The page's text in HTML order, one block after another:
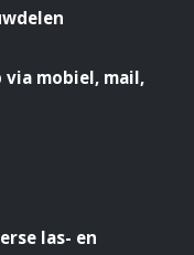
mobiel, mail,
las- en